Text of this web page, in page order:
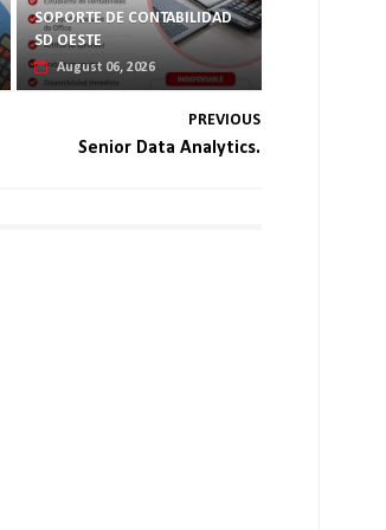
SOPORTE DE CONTABILIDAD
SD OESTE
August 06, 2026
PREVIOUS
Senior Data Analytics.